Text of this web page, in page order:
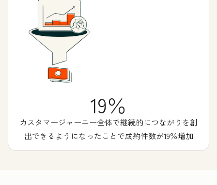
19％
カスタマージャーニー全体で継続的につながりを創
出できるようになったことで成約件数が19％増加